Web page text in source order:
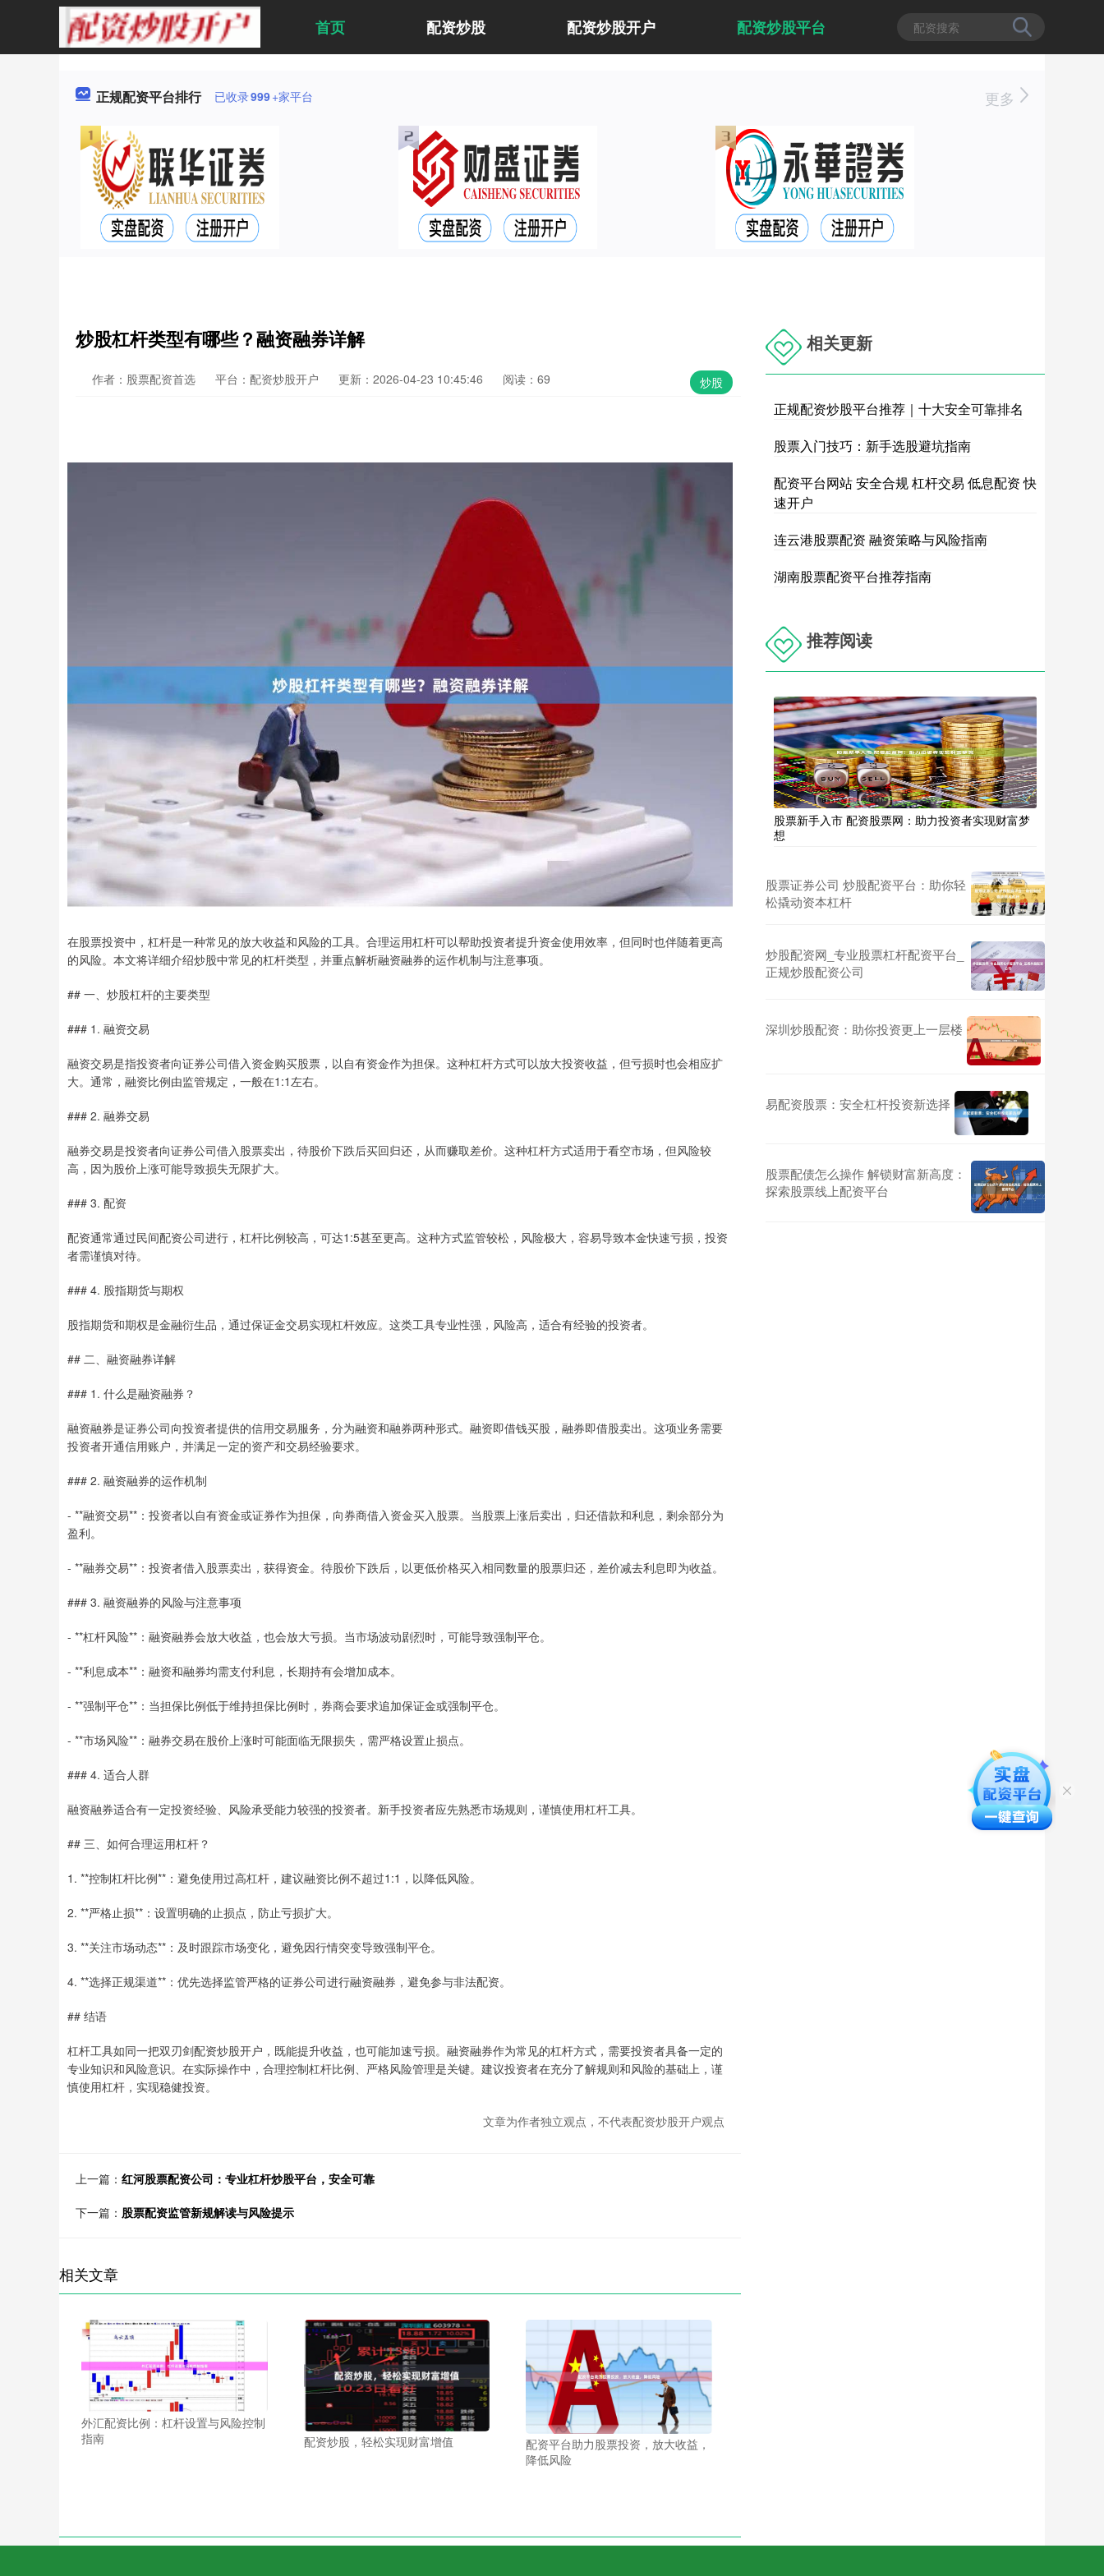
首页 配资炒股 配资炒股开户 配资炒股平台
正规配资平台排行 已收录999+家平台 更多
炒股杠杆类型有哪些？融资融券详解
炒股
作者：股票配资首选 平台：配资炒股开户 更新：2026-04-23 10:45:46 阅读：69
在股票投资中，杠杆是一种常见的放大收益和风险的工具。合理运用杠杆可以帮助投资者提升资金使用效率，但同时也伴随着更高
的风险。本文将详细介绍炒股中常见的杠杆类型，并重点解析融资融券的运作机制与注意事项。
## 一、炒股杠杆的主要类型
### 1. 融资交易
融资交易是指投资者向证券公司借入资金购买股票，以自有资金作为担保。这种杠杆方式可以放大投资收益，但亏损时也会相应扩
大。通常，融资比例由监管规定，一般在1:1左右。
### 2. 融券交易
融券交易是投资者向证券公司借入股票卖出，待股价下跌后买回归还，从而赚取差价。这种杠杆方式适用于看空市场，但风险较
高，因为股价上涨可能导致损失无限扩大。
### 3. 配资
配资通常通过民间配资公司进行，杠杆比例较高，可达1:5甚至更高。这种方式监管较松，风险极大，容易导致本金快速亏损，投资
者需谨慎对待。
### 4. 股指期货与期权
股指期货和期权是金融衍生品，通过保证金交易实现杠杆效应。这类工具专业性强，风险高，适合有经验的投资者。
## 二、融资融券详解
### 1. 什么是融资融券？
融资融券是证券公司向投资者提供的信用交易服务，分为融资和融券两种形式。融资即借钱买股，融券即借股卖出。这项业务需要
投资者开通信用账户，并满足一定的资产和交易经验要求。
### 2. 融资融券的运作机制
- **融资交易**：投资者以自有资金或证券作为担保，向券商借入资金买入股票。当股票上涨后卖出，归还借款和利息，剩余部分为
盈利。
- **融券交易**：投资者借入股票卖出，获得资金。待股价下跌后，以更低价格买入相同数量的股票归还，差价减去利息即为收益。
### 3. 融资融券的风险与注意事项
- **杠杆风险**：融资融券会放大收益，也会放大亏损。当市场波动剧烈时，可能导致强制平仓。
- **利息成本**：融资和融券均需支付利息，长期持有会增加成本。
- **强制平仓**：当担保比例低于维持担保比例时，券商会要求追加保证金或强制平仓。
- **市场风险**：融券交易在股价上涨时可能面临无限损失，需严格设置止损点。
### 4. 适合人群
融资融券适合有一定投资经验、风险承受能力较强的投资者。新手投资者应先熟悉市场规则，谨慎使用杠杆工具。
## 三、如何合理运用杠杆？
1. **控制杠杆比例**：避免使用过高杠杆，建议融资比例不超过1:1，以降低风险。
2. **严格止损**：设置明确的止损点，防止亏损扩大。
3. **关注市场动态**：及时跟踪市场变化，避免因行情突变导致强制平仓。
4. **选择正规渠道**：优先选择监管严格的证券公司进行融资融券，避免参与非法配资。
## 结语
杠杆工具如同一把双刃剑配资炒股开户，既能提升收益，也可能加速亏损。融资融券作为常见的杠杆方式，需要投资者具备一定的
专业知识和风险意识。在实际操作中，合理控制杠杆比例、严格风险管理是关键。建议投资者在充分了解规则和风险的基础上，谨
慎使用杠杆，实现稳健投资。
文章为作者独立观点，不代表配资炒股开户观点
上一篇： 红河股票配资公司：专业杠杆炒股平台，安全可靠
下一篇： 股票配资监管新规解读与风险提示
相关文章
外汇配资比例：杠杆设置与风险控制
指南
配资炒股，轻松实现财富增值
配资平台助力股票投资，放大收益，
降低风险
相关更新
正规配资炒股平台推荐｜十大安全可靠排名
股票入门技巧：新手选股避坑指南
配资平台网站 安全合规 杠杆交易 低息配资 快
速开户
连云港股票配资 融资策略与风险指南
湖南股票配资平台推荐指南
推荐阅读
股票新手入市 配资股票网：助力投资者实现财富梦
想
股票证券公司 炒股配资平台：助你轻
松撬动资本杠杆
炒股配资网_专业股票杠杆配资平台_
正规炒股配资公司
深圳炒股配资：助你投资更上一层楼
易配资股票：安全杠杆投资新选择
股票配债怎么操作 解锁财富新高度：
探索股票线上配资平台